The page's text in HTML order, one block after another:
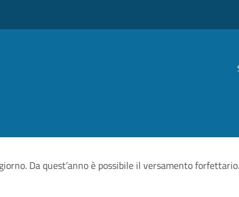
Da quest’anno è possibile il versamento forfettario.